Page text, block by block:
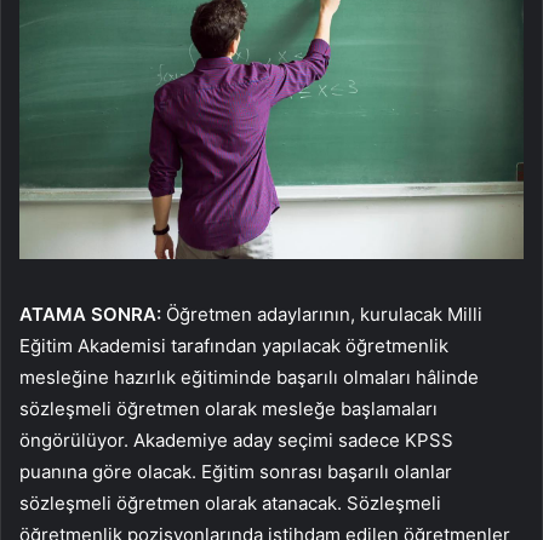
ATAMA SONRA: Öğretmen adaylarının, kurulacak Milli
Eğitim Akademisi tarafından yapılacak öğretmenlik
mesleğine hazırlık eğitiminde başarılı olmaları hâlinde
sözleşmeli öğretmen olarak mesleğe başlamaları
öngörülüyor. Akademiye aday seçimi sadece KPSS
puanına göre olacak. Eğitim sonrası başarılı olanlar
sözleşmeli öğretmen olarak atanacak. Sözleşmeli
öğretmenlik pozisyonlarında istihdam edilen öğretmenler